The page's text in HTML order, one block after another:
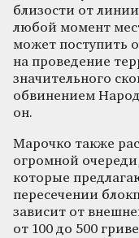
близости от
любой момент
может поступить
на проведение
значительного
обвинением
он.
Марочко также
огромной
которые
пересечении
зависит от
от 100 до 500